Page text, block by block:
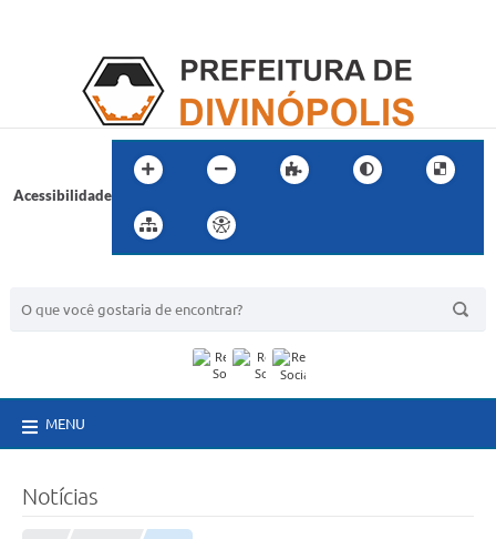
Acessibilidade
MENU
Notícias